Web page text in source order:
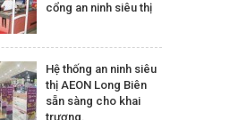
cổng an ninh siêu thị
Hệ thống an ninh siêu
thị AEON Long Biên
sẵn sàng cho khai
trương.